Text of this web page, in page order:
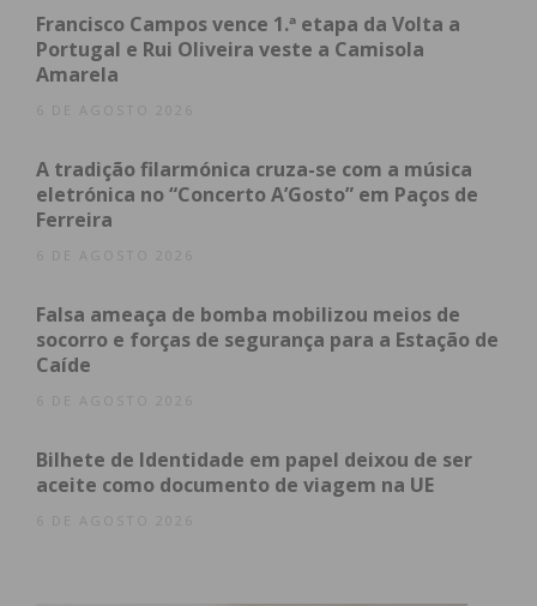
superiorizaram-se a uma forte concorrência,
garantindo-lhes um prémio monetário no valor de
2.750 euros
decorreu na passada sexta-feira, dia 29 de maio, no
emblemático Teatro Thalia, em Lisboa. O momento
Veja o vídeo vencedor das alunas freamundenses:
Francisco Campos vence 1.ª etapa da Volta a
Portugal e Rui Oliveira veste a Camisola
Amarela
6 DE AGOSTO 2026
A tradição filarmónica cruza-se com a música
eletrónica no “Concerto A’Gosto” em Paços de
Ferreira
6 DE AGOSTO 2026
Falsa ameaça de bomba mobilizou meios de
socorro e forças de segurança para a Estação de
Caíde
6 DE AGOSTO 2026
Bilhete de Identidade em papel deixou de ser
aceite como documento de viagem na UE
6 DE AGOSTO 2026